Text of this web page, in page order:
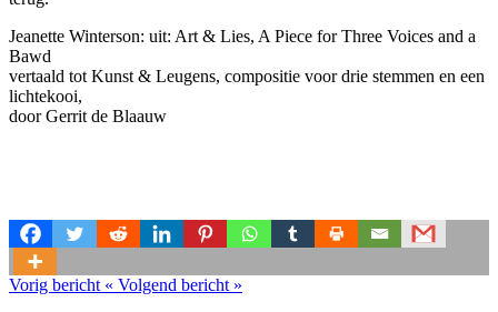
Jeanette Winterson: uit: Art & Lies, A Piece for Three Voices and a
Bawd
vertaald tot Kunst & Leugens, compositie voor drie stemmen en een
lichtekooi,
door Gerrit de Blaauw
Vorig bericht « Volgend bericht »